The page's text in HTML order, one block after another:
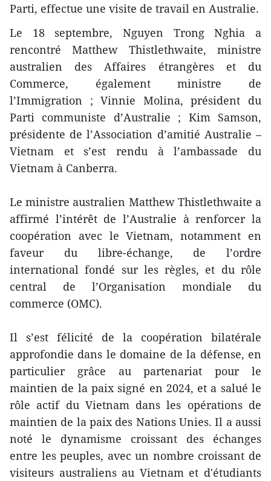
Parti, effectue une visite de travail en Australie.
Le 18 septembre, Nguyen Trong Nghia a
rencontré Matthew Thistlethwaite, ministre
australien des Affaires étrangères et du
Commerce, également ministre de
l’Immigration ; Vinnie Molina, président du
Parti communiste d’Australie ; Kim Samson,
présidente de l’Association d’amitié Australie –
Vietnam et s’est rendu à l’ambassade du
Vietnam à Canberra.
Le ministre australien Matthew Thistlethwaite a
affirmé l’intérêt de l’Australie à renforcer la
coopération avec le Vietnam, notamment en
faveur du libre-échange, de l’ordre
international fondé sur les règles, et du rôle
central de l’Organisation mondiale du
commerce (OMC).
Il s’est félicité de la coopération bilatérale
approfondie dans le domaine de la défense, en
particulier grâce au partenariat pour le
maintien de la paix signé en 2024, et a salué le
rôle actif du Vietnam dans les opérations de
maintien de la paix des Nations Unies. Il a aussi
noté le dynamisme croissant des échanges
entre les peuples, avec un nombre croissant de
visiteurs australiens au Vietnam et d'étudiants